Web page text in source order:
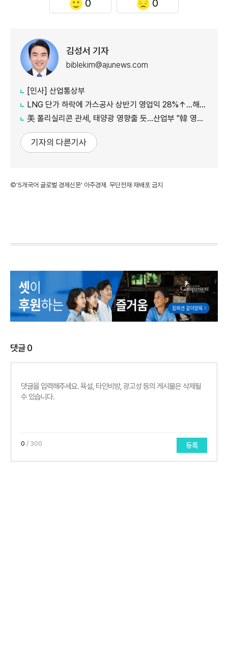
0 0
김성서 기자
biblekim@ajunews.com
[인사] 산업통상부
LNG 단가 하락에 가스공사 상반기 영업익 28%↑…해외사업 호조도 한몫
美 폴리실리콘 관세, 태양광 영향줄 듯…산업부 "韓 영향 최소화 협의"
기자의 다른기사
©'5개국어 글로벌 경제신문' 아주경제. 무단전재·재배포 금지
댓글0
0 / 300 등록